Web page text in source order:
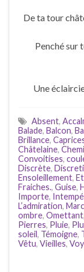
De ta tour
Penché sur
Une
Absent,
Balade, Balcon,
Brillance,
Châtelaine,
Convoitises,
Discrète,
Ensoleillement,
Fraiches., Guise,
Importe,
L’admiration,
ombre, Omettant,
Pierres, Pluie,
soleil, Témoigne,
Vêtu, Vieilles,